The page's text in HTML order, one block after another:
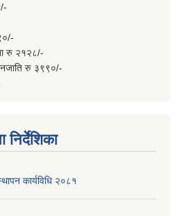
रु २१२८/-
रु ३९९०/-
कार्यविधि २०८१